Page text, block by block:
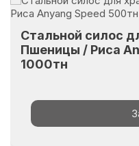
Стальной силос
Пшеницы / Риса
1000тн